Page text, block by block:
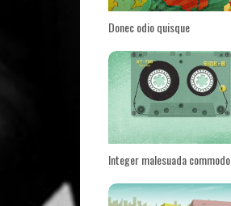
Donec odio quisque
Integer malesuada commodo